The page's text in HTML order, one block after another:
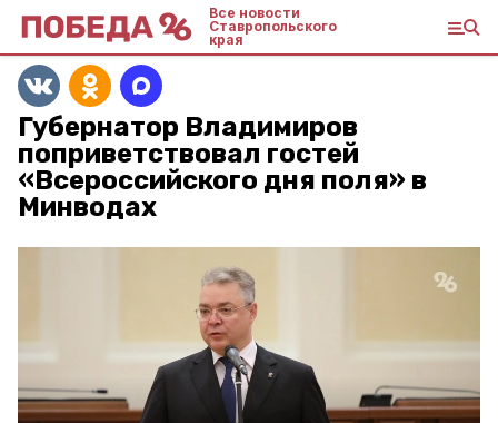
Все новости
Ставропольского
края
Губернатор Владимиров
поприветствовал гостей
«Всероссийского дня поля» в
Минводах